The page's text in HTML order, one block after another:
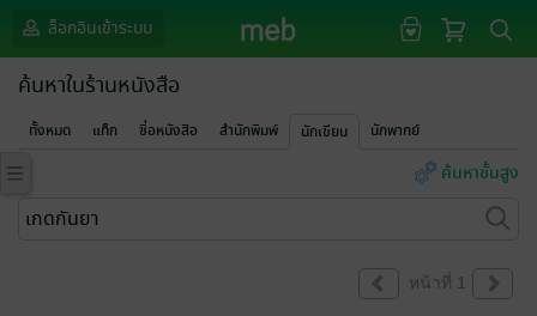
ล็อกอินเข้าระบบ
ค้นหาในร้านหนังสือ
ทั้งหมด แท็ก ชื่อหนังสือ สำนักพิมพ์ นักเขียน นักพากย์
ค้นหาขั้นสูง
หน้าที่ 1